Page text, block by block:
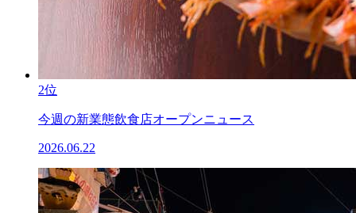
2位
今週の新業態飲食店オープンニュース
2026.06.22